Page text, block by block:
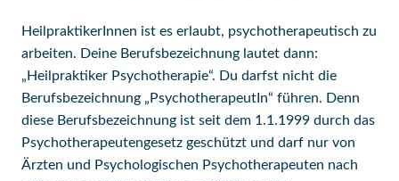
HeilpraktikerInnen ist es erlaubt, psychotherapeutisch zu
arbeiten. Deine Berufsbezeichnung lautet dann:
„Heilpraktiker Psychotherapie“. Du darfst nicht die
Berufsbezeichnung „PsychotherapeutIn“ führen. Denn
diese Berufsbezeichnung ist seit dem 1.1.1999 durch das
Psychotherapeutengesetz geschützt und darf nur von
Ärzten und Psychologischen Psychotherapeuten nach